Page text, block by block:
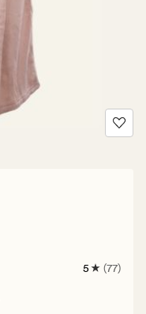
77
5 (77)